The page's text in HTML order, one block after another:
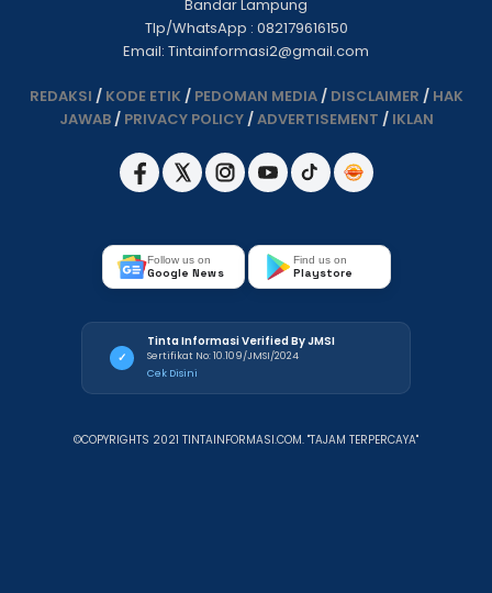
Bandar Lampung
Tlp/WhatsApp : 082179616150
Email: Tintainformasi2@gmail.com
REDAKSI / KODE ETIK / PEDOMAN MEDIA/ DISCLAIMER / HAK
JAWAB/ PRIVACY POLICY/ADVERTISEMENT / IKLAN
Follow us on
Google News
Find us on
Playstore
✓
Tinta Informasi Verified By JMSI
Sertifikat No: 10.109/JMSI/2024
Cek Disini
©COPYRIGHTS 2021 TINTAINFORMASI.COM. "TAJAM TERPERCAYA"